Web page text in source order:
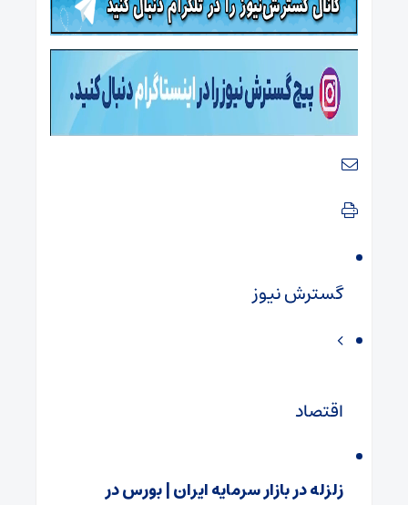
گسترش نیوز
اقتصاد
زلزله در بازار سرمایه ایران | بورس در